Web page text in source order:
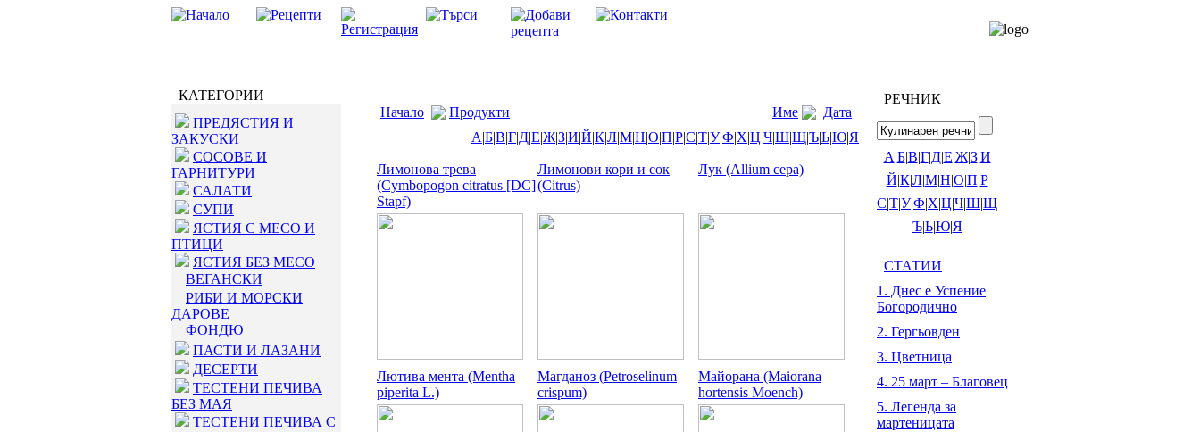
КАТЕГОРИИ
ПРЕДЯСТИЯ И
ЗАКУСКИ
СОСОВЕ И
ГАРНИТУРИ
САЛАТИ
СУПИ
ЯСТИЯ С МЕСО И
ПТИЦИ
ЯСТИЯ БЕЗ МЕСО
ВЕГАНСКИ
РИБИ И МОРСКИ
ДАРОВЕ
ФОНДЮ
ПАСТИ И ЛАЗАНИ
ДЕСЕРТИ
ТЕСТЕНИ ПЕЧИВА
БЕЗ МАЯ
ТЕСТЕНИ ПЕЧИВА С
Начало Продукти Име
Дата
А|Б|В|Г|Д|Е|Ж|З|И|Й|К|Л|М|Н|О|П|Р|С|Т|У|Ф|Х|Ц|Ч|Ш|Щ|Ъ|Ь|Ю|Я
Лимонова трева
(Cymbopogon citratus [DC]
Stapf)
Лимонови кори и сок
(Citrus)
Лук (Allium cepa)
Лютива мента (Mentha
piperita L.)
Магданоз (Petroselinum
crispum)
Майорана (Maiorana
hortensis Moench)
РЕЧНИК
А|Б|В|Г|Д|Е|Ж|З|И
Й|К|Л|М|Н|О|П|Р
С|Т|У|Ф|Х|Ц|Ч|Ш|Щ
Ъ|Ь|Ю|Я
СТАТИИ
1. Днес е Успение
Богородично
2. Гергьовден
3. Цветница
4. 25 март – Благовец
5. Легенда за
мартеницата